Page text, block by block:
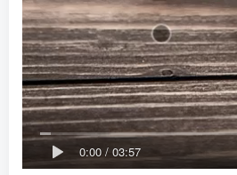
0:00 / 03:57